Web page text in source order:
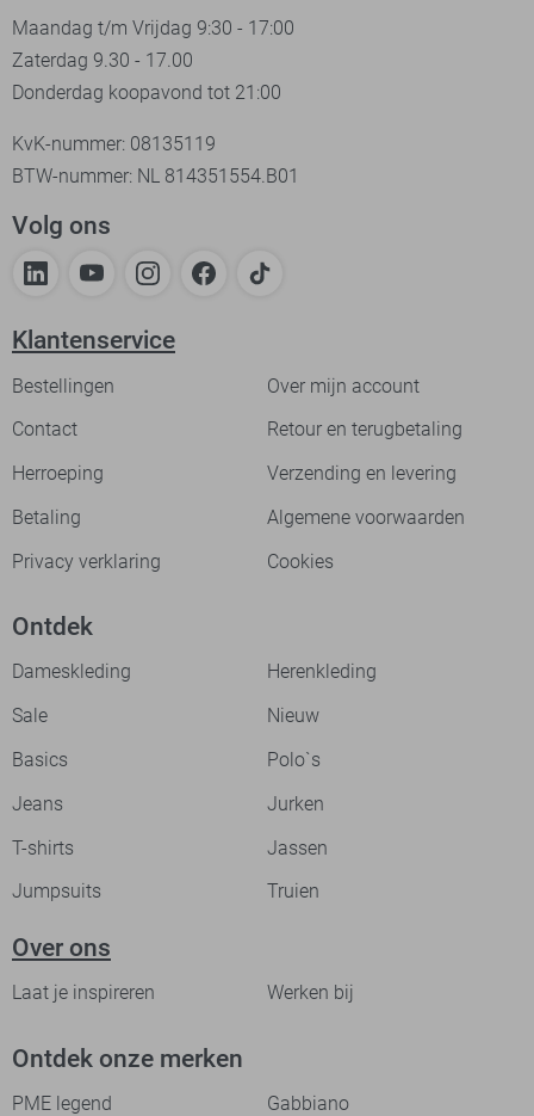
Maandag t/m Vrijdag 9:30 - 17:00
Zaterdag 9.30 - 17.00
Donderdag koopavond tot 21:00
KvK-nummer: 08135119
BTW-nummer: NL 814351554.B01
Volg ons
Klantenservice
Bestellingen
Over mijn account
Contact
Retour en terugbetaling
Herroeping
Verzending en levering
Betaling
Algemene voorwaarden
Privacy verklaring
Cookies
Ontdek
Dameskleding
Herenkleding
Sale
Nieuw
Basics
Polo`s
Jeans
Jurken
T-shirts
Jassen
Jumpsuits
Truien
Over ons
Laat je inspireren Werken bij
Ontdek onze merken
PME legend
Gabbiano